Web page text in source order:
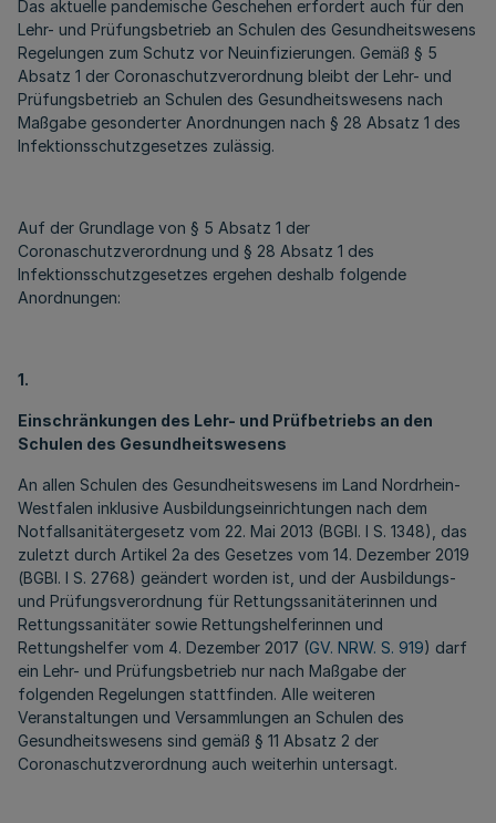
Das aktuelle pandemische Geschehen erfordert auch für den
Lehr- und Prüfungsbetrieb an Schulen des Gesundheitswesens
Regelungen zum Schutz vor Neuinfizierungen. Gemäß § 5
Absatz 1 der Coronaschutzverordnung bleibt der Lehr- und
Prüfungsbetrieb an Schulen des Gesundheitswesens nach
Maßgabe gesonderter Anordnungen nach § 28 Absatz 1 des
Infektionsschutzgesetzes zulässig.
Auf der Grundlage von § 5 Absatz 1 der
Coronaschutzverordnung und § 28 Absatz 1 des
Infektionsschutzgesetzes ergehen deshalb folgende
Anordnungen:
1.
Einschränkungen des Lehr- und Prüfbetriebs an den
Schulen des Gesundheitswesens
An allen Schulen des Gesundheitswesens im Land Nordrhein-
Westfalen inklusive Ausbildungseinrichtungen nach dem
Notfallsanitätergesetz vom 22. Mai 2013 (BGBl. I S. 1348), das
zuletzt durch Artikel 2a des Gesetzes vom 14. Dezember 2019
(BGBl. I S. 2768) geändert worden ist, und der Ausbildungs-
und Prüfungsverordnung für Rettungssanitäterinnen und
Rettungssanitäter sowie Rettungshelferinnen und
Rettungshelfer vom 4. Dezember 2017 (GV. NRW. S. 919) darf
ein Lehr- und Prüfungsbetrieb nur nach Maßgabe der
folgenden Regelungen stattfinden. Alle weiteren
Veranstaltungen und Versammlungen an Schulen des
Gesundheitswesens sind gemäß § 11 Absatz 2 der
Coronaschutzverordnung auch weiterhin untersagt.